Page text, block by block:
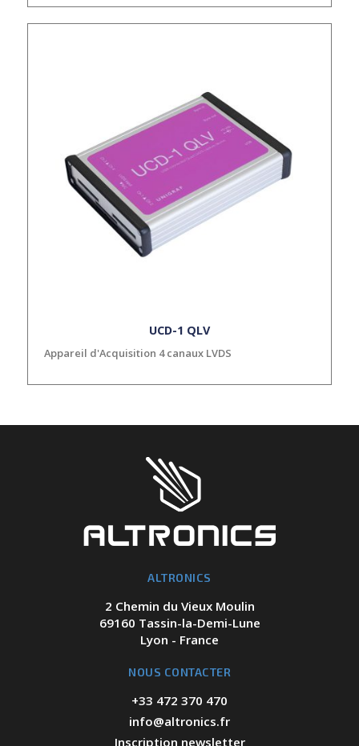
UCD-1 QLV
Appareil d'Acquisition 4 canaux LVDS
ALTRONICS
2 Chemin du Vieux Moulin
69160 Tassin-la-Demi-Lune
Lyon - France
NOUS CONTACTER
+33 472 370 470
info@altronics.fr
Inscription newsletter